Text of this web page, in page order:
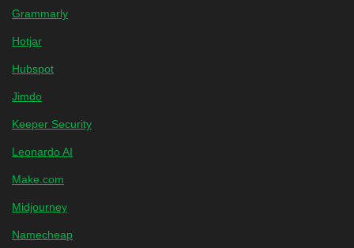
Grammarly
Hotjar
Hubspot
Jimdo
Keeper Security
Leonardo AI
Make.com
Midjourney
Namecheap